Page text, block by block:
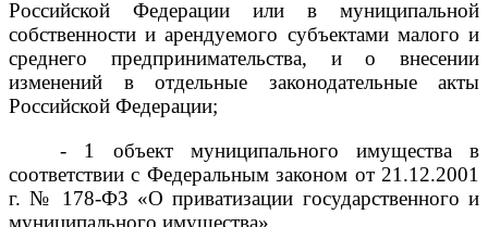
Российской Федерации или в муниципальной
собственности и арендуемого субъектами малого и
среднего предпринимательства, и о внесении
изменений в отдельные законодательные акты
Российской Федерации;
- 1 объект муниципального имущества в
соответствии с Федеральным законом от 21.12.2001
г. № 178-ФЗ «О приватизации государственного и
муниципального имущества».